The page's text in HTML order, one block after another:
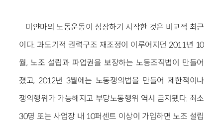
미얀마의 노동운동이 성장하기 시작한 것은 비교적 최근
이다. 과도기적 권력구조 재조정이 이루어지던 2011년 10
월, 노조 설립과 파업권을 보장하는 노동조직법이 만들어
졌고, 2012년 3월에는 노동쟁의법을 만들어 제한적이나
쟁의행위가 가능해지고 부당노동행위 역시 금지됐다. 최소
30명 또는 사업장 내 10퍼센트 이상이 가입하면 노조 설립